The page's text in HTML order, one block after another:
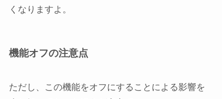
くなりますよ。
機能オフの注意点
ただし、この機能をオフにすることによる影響を